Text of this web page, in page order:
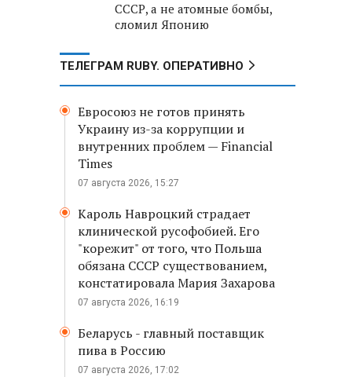
СССР, а не атомные бомбы,
сломил Японию
ТЕЛЕГРАМ RUBY. ОПЕРАТИВНО
Евросоюз не готов принять
Украину из-за коррупции и
внутренних проблем — Financial
Times
07 августа 2026, 15:27
Кароль Навроцкий страдает
клинической русофобией. Его
"корежит" от того, что Польша
обязана СССР существованием,
констатировала Мария Захарова
07 августа 2026, 16:19
Беларусь - главный поставщик
пива в Россию
07 августа 2026, 17:02